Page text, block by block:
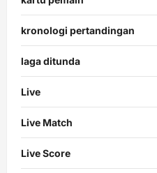
kronologi pertandingan
laga ditunda
Live
Live Match
Live Score